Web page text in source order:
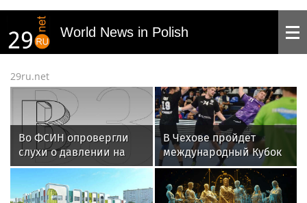
World News in Polish
29ru.net
Во ФСИН опровергли
слухи о давлении на
Шурыгину в СИЗО
В Чехове пройдет
международный Кубок
губернатора
Подмосковья
по гандболу